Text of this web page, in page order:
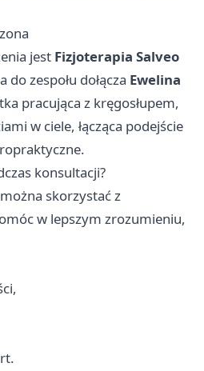
jest Fizjoterapia Salveo
do zespołu dołącza Ewelina
pracująca z kręgosłupem,
w ciele, łącząca podejście
konsultacji?
skorzystać z
w lepszym zrozumieniu,